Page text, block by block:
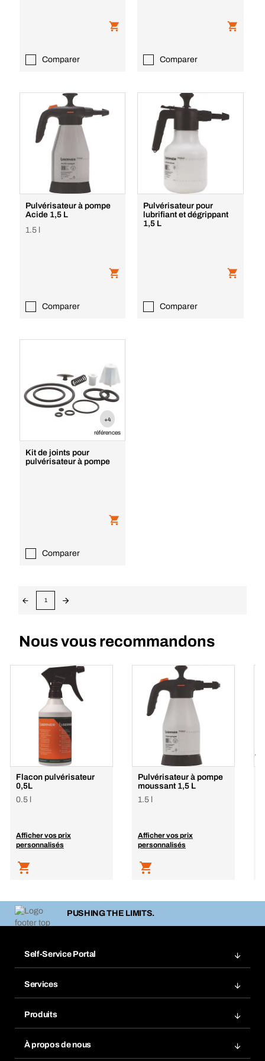
Comparer Comparer
Pulvérisateur à pompe
Acide 1,5 L
1.5 l
Comparer
Pulvérisateur pour
lubrifiant et dégrippant
1,5 L
Comparer
+4
références
Kit de joints pour
pulvérisateur à pompe
Comparer
1
Nous vous recommandons
Flacon pulvérisateur
0,5L
0.5 l
Afficher vos prix
personnalisés
Pulvérisateur à pompe
moussant 1,5 L
1.5 l
Afficher vos prix
personnalisés
PUSHING THE LIMITS.
Self-Service Portal
Favoris
Commande automatique
Retour & Réclamation
Services
Gestion des risques chimiques
Produits
À propos de nous